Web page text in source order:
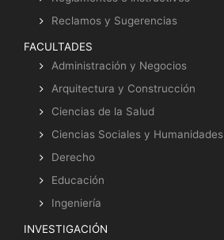
Reclamos y Sugerencias
FACULTADES
Administración y Negocios
Arquitectura y Construcción
Ciencias de la Salud
Ciencias Sociales y Humanidades
Derecho
Educación
Ingeniería
INVESTIGACIÓN